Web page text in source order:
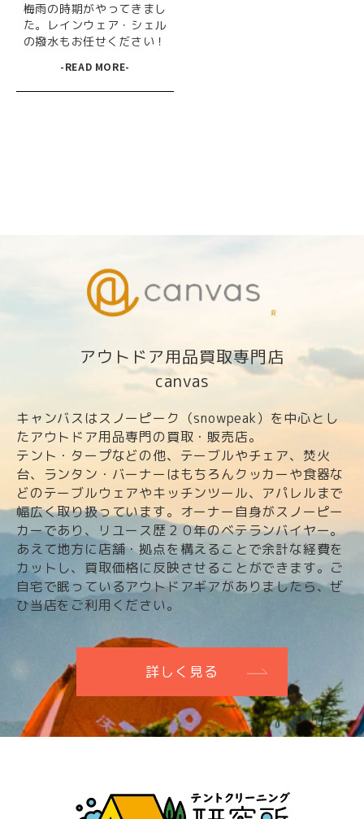
梅雨の時期がやってきまし
た。レインウェア・シェル
の撥水もお任せください！
-READ MORE-
アウトドア用品買取専門店
canvas
キャンバスはスノーピーク（snowpeak）を中心とし
たアウトドア用品専門の買取・販売店。
テント・タープなどの他、テーブルやチェア、焚火
台、ランタン・バーナーはもちろんクッカーや食器な
どのテーブルウェアやキッチンツール、アパレルまで
幅広く取り扱っています。オーナー自身がスノーピー
カーであり、リユース歴２０年のベテランバイヤー。
あえて地方に店舗・拠点を構えることで余計な経費を
カットし、買取価格に反映させることができます。ご
自宅で眠っているアウトドアギアがありましたら、ぜ
ひ当店をご利用ください。
詳しく見る